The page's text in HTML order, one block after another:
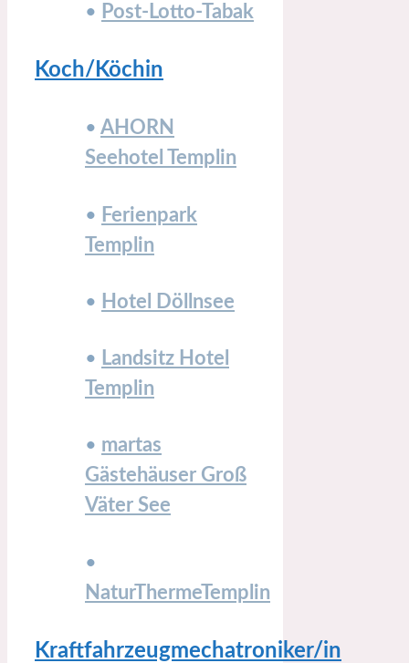
• Post-Lotto-Tabak
Koch/Köchin
• AHORN
Seehotel Templin
• Ferienpark
Templin
• Hotel Döllnsee
• Landsitz Hotel
Templin
• martas
Gästehäuser Groß
Väter See
•
NaturThermeTemplin
Kraftfahrzeugmechatroniker/in